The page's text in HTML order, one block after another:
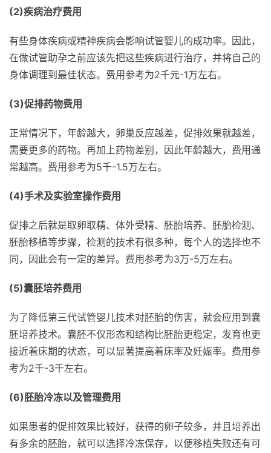
(2)疾病治疗费用
有些身体疾病或精神疾病会影响试管婴儿的成功率。因此，
在做试管助孕之前应该先把这些疾病进行治疗，并将自己的
身体调理到最佳状态。费用参考为2千元-1万左右。
(3)促排药物费用
正常情况下，年龄越大，卵巢反应越差，促排效果就越差，
需要更多的药物。再加上药物差别，因此年龄越大，费用通
常越高。费用参考为5千-1.5万左右。
(4)手术及实验室操作费用
促排之后就是取卵取精、体外受精、胚胎培养、胚胎检测、
胚胎移植等步骤，检测的技术有很多种，每个人的选择也不
同，因此会有一定的差异。费用参考为3万-5万左右。
(5)囊胚培养费用
为了降低第三代试管婴儿技术对胚胎的伤害，就会应用到囊
胚培养技术。囊胚不仅形态和结构比胚胎更稳定，发育也更
接近着床期的状态，可以显著提高着床率及妊娠率。费用参
考为2千-3千左右。
(6)胚胎冷冻以及管理费用
如果患者的促排效果比较好，获得的卵子较多，并且培养出
有多余的胚胎，就可以选择冷冻保存，以便移植失败还有可